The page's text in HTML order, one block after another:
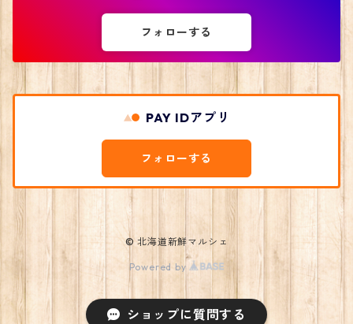
フォローする
PAY IDアプリ
フォローする
© 北海道新鮮マルシェ
Powered by
ショップに質問する